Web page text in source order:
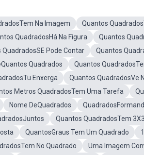
Na Imagem Quantos
QuadradosHá Na Figura Quantos
QuadradosSE Pode Contar Quantos
Quadrados Quantos
Enxerga
Quantos QuadradosVe
Metros QuadradosTem Uma Tarefa
Nome DeQuadrados
Quantos QuadradosTem 3X3
QuantosGraus Tem Um Quadrado
No Quadrado
Uma Imagem